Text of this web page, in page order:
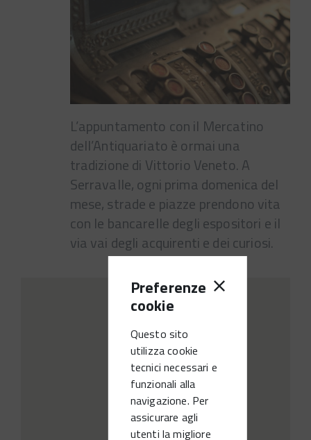
Preferenze
cookie
Questo sito
utilizza cookie
tecnici necessari e
funzionali alla
navigazione. Per
assicurare agli
utenti la migliore
L’appuntamento con il Mercatino
dell’Antiquariato è ormai una
tradizione di Vittorio Veneto. A
Serravalle, ogni prima domenica del
mese, strade e piazze prendono vita
con le bancarelle degli espositori e il
via vai degli acquirenti e dei curiosi.